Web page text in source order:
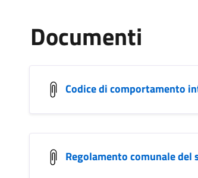
Documenti
Codice di comportamento
Regolamento comunale